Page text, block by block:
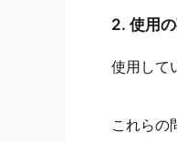
2. 使用
使用して
これらの